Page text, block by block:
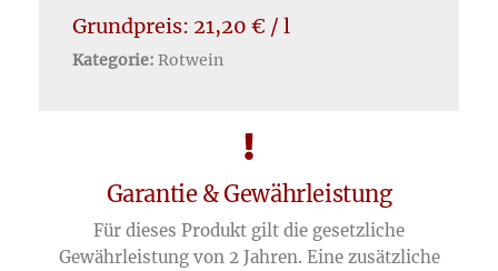
Grundpreis: 21,20 € / l
Kategorie: Rotwein
Garantie & Gewährleistung
Für dieses Produkt gilt die gesetzliche
Gewährleistung von 2 Jahren. Eine zusätzliche